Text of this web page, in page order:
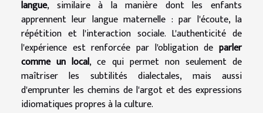
langue, similaire à la manière dont les enfants
apprennent leur langue maternelle : par l'écoute, la
répétition et l'interaction sociale. L'authenticité de
l'expérience est renforcée par l'obligation de parler
comme un local, ce qui permet non seulement de
maîtriser les subtilités dialectales, mais aussi
d'emprunter les chemins de l'argot et des expressions
idiomatiques propres à la culture.